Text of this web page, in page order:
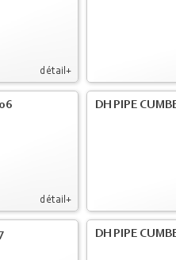
détail+
détail+
DH PIPE
DH PIPE